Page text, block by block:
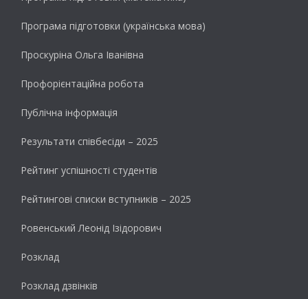
Програма підготовки (українська мова)
Проскуріна Ольга Іванівна
Профорієнтаційна робота
Публічна інформація
Результати cпівбесіди – 2025
Рейтинг успішності студентів
Рейтингові списки вступників – 2025
Ровенський Леонід Ізідорович
Розклад
Розклад дзвінків